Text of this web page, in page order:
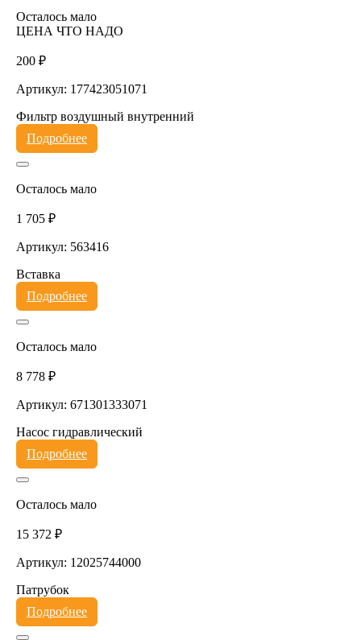
Осталось мало
ЦЕНА ЧТО НАДО
200 ₽
Артикул: 177423051071
Фильтр воздушный внутренний
Подробнее
Осталось мало
1 705 ₽
Артикул: 563416
Вставка
Подробнее
Осталось мало
8 778 ₽
Артикул: 671301333071
Насос гидравлический
Подробнее
Осталось мало
15 372 ₽
Артикул: 12025744000
Патрубок
Подробнее